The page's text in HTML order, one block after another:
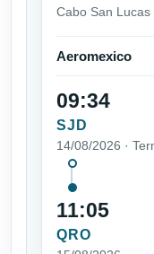
Cabo San
Aeromexico
09:34
SJD
14/08/2026 ·
11:05
QRO